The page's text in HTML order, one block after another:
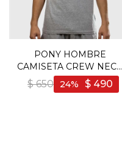
PONY HOMBRE
CAMISETA CREW NECK
GRIS - Gris
$ 650 $ 490
24